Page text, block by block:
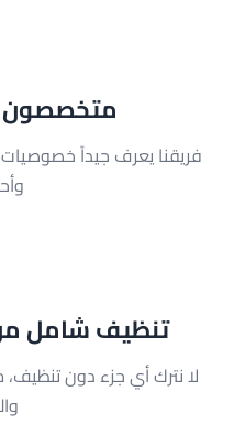
متخصصون
فريقنا يعرف جيداً خصوصيات
تنظيف شامل
لا نترك أي جزء دون